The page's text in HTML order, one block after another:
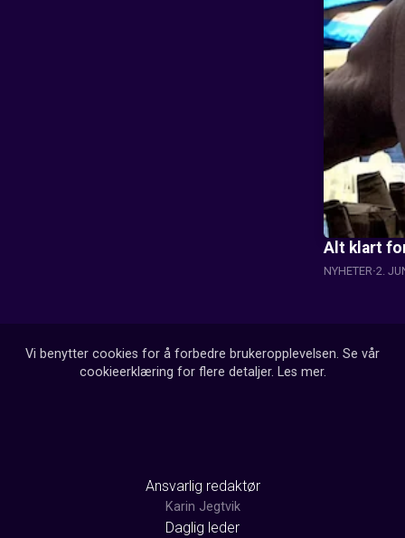
Alt klart
NYHETER 2.
Vi benytter cookies for å forbedre brukeropplevelsen. Se vår
cookieerklæring for flere detaljer. Les mer.
Ansvarlig redaktør
Karin Jegtvik
Daglig leder